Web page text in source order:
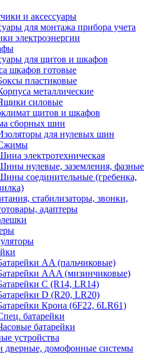
и аксессуары
для монтажа прибора учета
электроэнергии
для щитов и шкафов
шкафов готовые
пластиковые
металлические
силовые
щитов и шкафов
сборных шин
для нулевых шин
электротехническая
нулевые, заземления, фазные
соединительные (гребенка,
стабилизаторы, звонки,
адаптеры
AA (пальчиковые)
AAA (мизинчиковые)
C (R14, LR14)
D (R20, LR20)
Крона (6F22, 6LR61)
батарейки
батарейки
устройства
дверные, домофонные системы